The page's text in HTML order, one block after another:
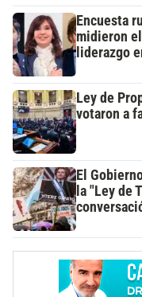
Encuesta
midieron
liderazgo
Ley de
votaron a
El
la "Ley de